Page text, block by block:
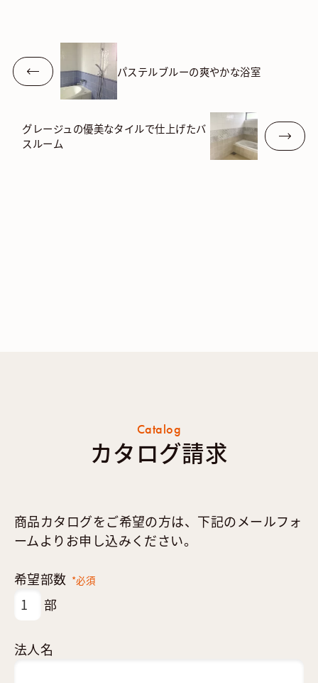
パステルブルーの爽やかな浴室
グレージュの優美なタイルで仕上げたバ
スルーム
Catalog
カタログ請求
商品カタログをご希望の方は、下記のメールフォ
ームよりお申し込みください。
希望部数 *必須
部
法人名